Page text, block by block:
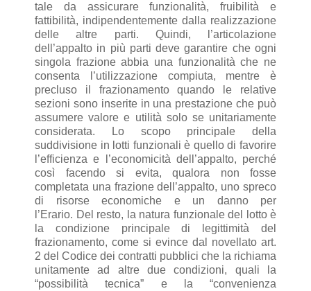
tale da assicurare funzionalità, fruibilità e
fattibilità, indipendentemente dalla realizzazione
delle altre parti. Quindi, l’articolazione
dell’appalto in più parti deve garantire che ogni
singola frazione abbia una funzionalità che ne
consenta l’utilizzazione compiuta, mentre è
precluso il frazionamento quando le relative
sezioni sono inserite in una prestazione che può
assumere valore e utilità solo se unitariamente
considerata.
Lo scopo principale della
suddivisione in lotti funzionali è quello di favorire
l’efficienza e l’economicità dell’appalto, perché
così facendo si evita, qualora non fosse
completata una frazione dell’appalto, uno spreco
di risorse economiche e un danno per
l’Erario. Del resto, la natura funzionale del lotto è
la condizione principale di legittimità del
frazionamento, come si evince dal novellato art.
2 del Codice dei contratti pubblici che la richiama
unitamente ad altre due condizioni, quali la
“possibilità tecnica” e la “convenienza